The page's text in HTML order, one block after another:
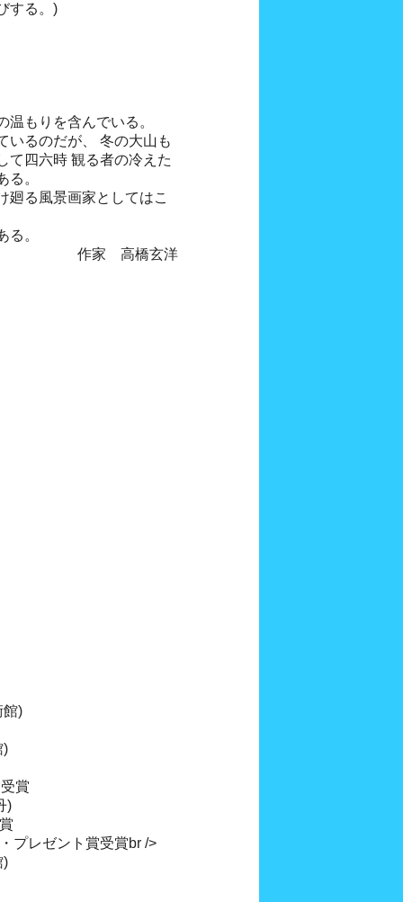
する。)
もりを含んでいる。
いるのだが、 冬の大山も
て四六時 観る者の冷えた
る。
廻る風景画家としてはこ
る。
作家 高橋玄洋
)
)
賞
)
プレゼント賞受賞br />
)